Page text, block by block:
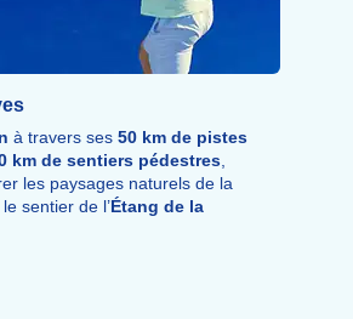
à travers ses 50 km de pistes
km de sentiers pédestres
les paysages naturels de la
sentier de l’Étang de la
hawaïenne, kitesurf, canoë, jet-